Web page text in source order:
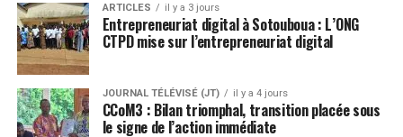
ARTICLES il y a 3 jours
Entrepreneuriat digital à Sotouboua : L’ONG
CTPD mise sur l’entrepreneuriat digital
JOURNAL TÉLÉVISÉ (JT) il y a 4 jours
CCoM3 : Bilan triomphal, transition placée sous
le signe de l’action immédiate